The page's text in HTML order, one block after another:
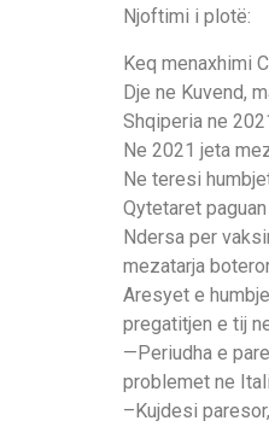
Njoftimi i plotë:
Keq menaxhimi
Dje ne Kuvend,
Shqiperia ne
Ne 2021 jeta
Ne teresi
Qytetaret
Ndersa per
mezatarja
Aresyet e
pregatitjen e tij
—Periudha e
problemet ne Itali.
–Kujdesi